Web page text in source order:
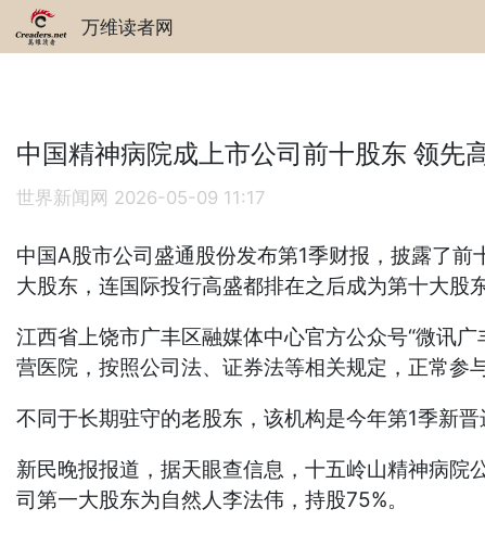
万维读者网
中国精神病院成上市公司前十股东 领先
世界新闻网 2026-05-09 11:17
中国A股市公司盛通股份发布第1季财报，披露了
大股东，连国际投行高盛都排在之后成为第十大股东
江西省上饶市广丰区融媒体中心官方公众号“微讯
营医院，按照公司法、证券法等相关规定，正常参
不同于长期驻守的老股东，该机构是今年第1季新
新民晚报报道，据天眼查信息，十五岭山精神病
司第一大股东为自然人李法伟，持股75%。